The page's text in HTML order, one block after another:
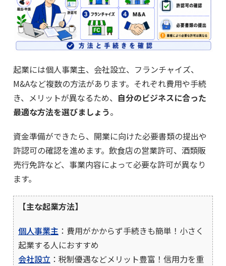
起業には個人事業主、会社設立、フランチャイズ、
M&Aなど複数の方法があります。それぞれ費用や手続
き、メリットが異なるため、 自分のビジネスに合った
最適な方法を選びましょう。
資金準備ができたら、開業に向けた必要書類の提出や
許認可の確認を進めます。飲食店の営業許可、酒類販
売行免許など、事業内容によって必要な許可が異なり
ます。
【主な起業方法】
個人事業主 ：費用がかからず手続きも簡単！小さく
起業する人におすすめ
会社設立 ：税制優遇などメリット豊富！信用力を重